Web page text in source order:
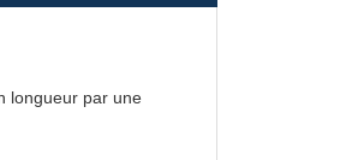
longueur par une